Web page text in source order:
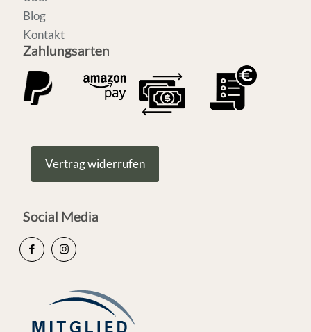
Blog
Kontakt
Zahlungsarten
Vertrag widerrufen
Social Media